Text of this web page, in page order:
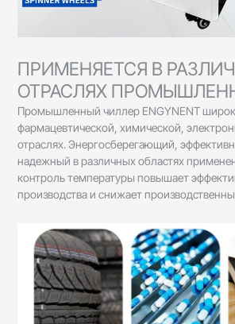
ПРИМЕНЯЕТСЯ В
ОТРАСЛЯХ
Промышленный чиллер ENGYNENT
фармацевтической, химической,
отраслях. Энергосберегающий,
надежный в различных областях
контроль температуры повышает
производства и снижает